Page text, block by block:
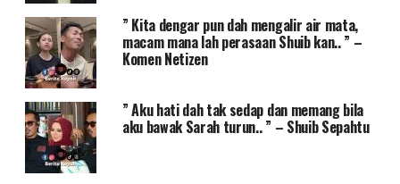
” Kita dengar pun dah mengalir air mata,
macam mana lah perasaan Shuib kan.. ” –
Komen Netizen
” Aku hati dah tak sedap dan memang bila
aku bawak Sarah turun.. ” – Shuib Sepahtu